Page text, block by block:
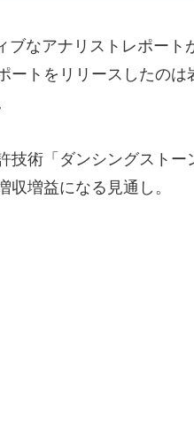
ブなアナリストレポート
トをリリースしたのは
術「ダンシングストー
増益になる見通し。